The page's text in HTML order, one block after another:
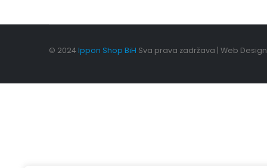
© 2024 Ippon Shop BiH Sva prava zadržava | Web Design